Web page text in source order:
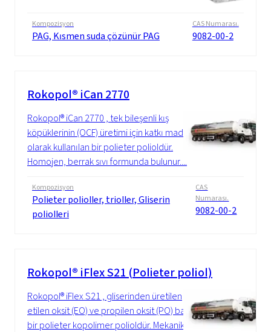
Kompozisyon
PAG, Kısmen suda çözünür PAG
CAS Numarası.
9082-00-2
Rokopol® iCan 2770
Rokopol® iCan 2770 , tek bileşenli kış
köpüklerinin (OCF) üretimi için katkı maddesi
olarak kullanılan bir polieter polioldür.
Homojen, berrak sıvı formunda bulunur....
Kompozisyon
Polieter polioller, trioller, Gliserin
poliolleri
CAS
Numarası.
9082-00-2
Rokopol® iFlex S21 (Polieter poliol)
Rokopol® iFlex S21 , gliserinden üretilen
etilen oksit (EO) ve propilen oksit (PO) bazlı
bir polieter kopolimer polioldür. Mekanik